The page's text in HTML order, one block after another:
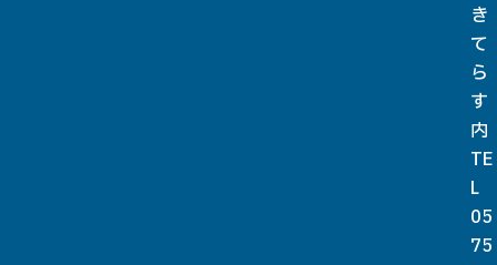
き
て
ら
す
内
TE
L
05
75